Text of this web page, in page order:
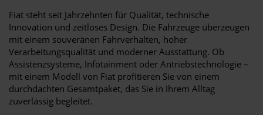
Fiat steht seit Jahrzehnten für Qualität, technische
Innovation und zeitloses Design. Die Fahrzeuge überzeugen
mit einem souveränen Fahrverhalten, hoher
Verarbeitungsqualität und moderner Ausstattung. Ob
Assistenzsysteme, Infotainment oder Antriebstechnologie –
mit einem Modell von Fiat profitieren Sie von einem
durchdachten Gesamtpaket, das Sie in Ihrem Alltag
zuverlässig begleitet.